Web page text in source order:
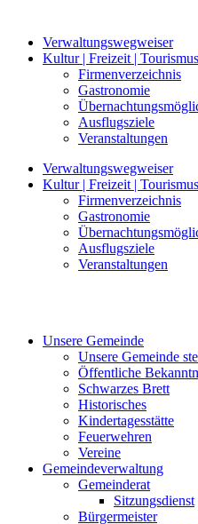
Verwaltungswegweiser
Kultur | Freizeit | Tourismus
Firmenverzeichnis
Gastronomie
Ausflugsziele
Veranstaltungen
Verwaltungswegweiser
Kultur | Freizeit | Tourismus
Firmenverzeichnis
Gastronomie
Ausflugsziele
Veranstaltungen
Unsere Gemeinde
Unsere Gemeinde
Öffentliche
Schwarzes Brett
Historisches
Kindertagesstätte
Feuerwehren
Vereine
Gemeindeverwaltung
Gemeinderat
Sitzungsdienst
Bürgermeister